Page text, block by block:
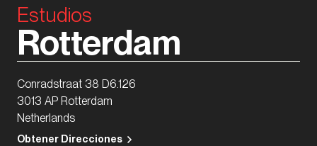
Estudios
Rotterdam
Conradstraat 38 D6.126
3013 AP Rotterdam
Netherlands
Obtener Direcciones